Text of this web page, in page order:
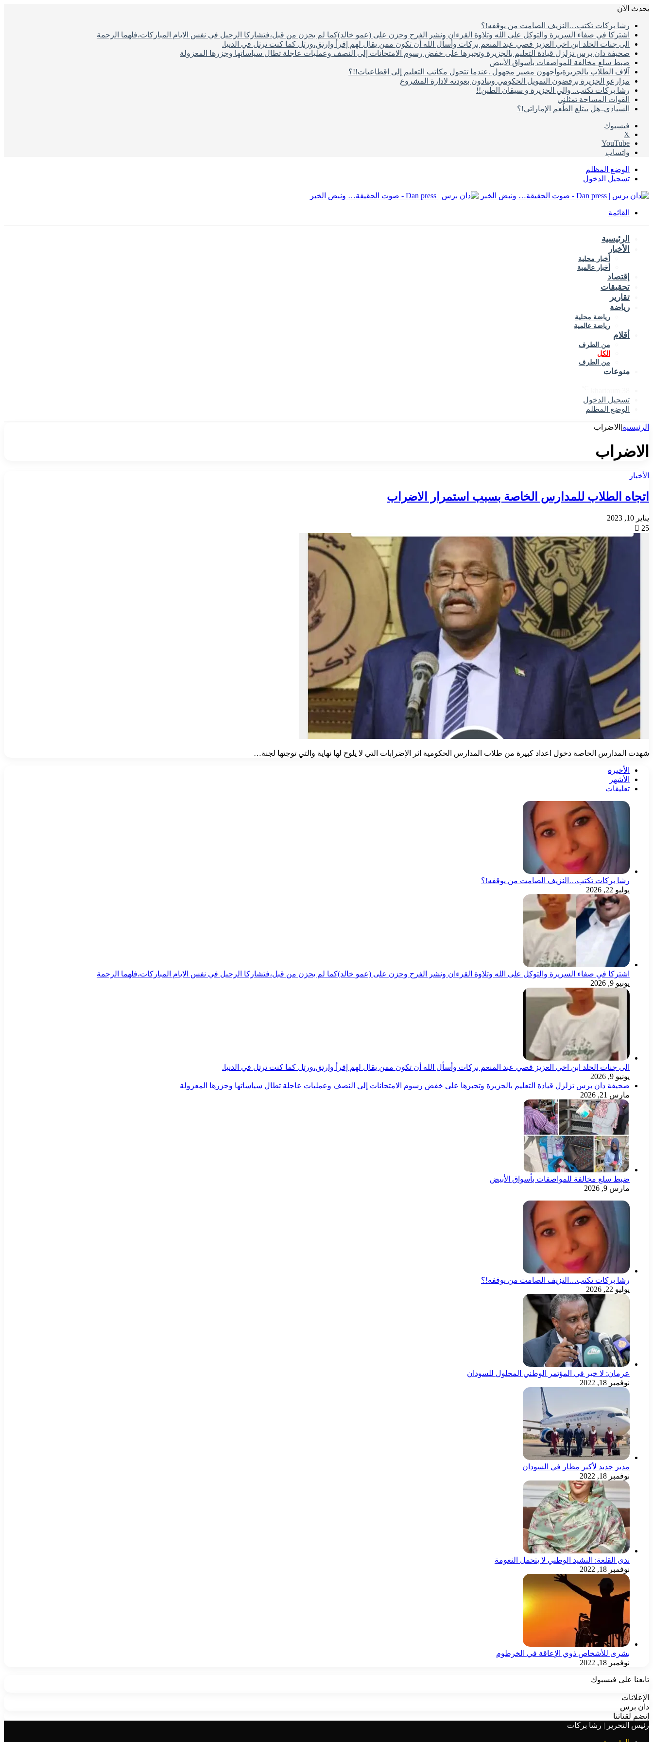
يحدث الاَن
رشا بركات تكتب…النزيف الصامت من يوقفه!؟
اشتركا في صفاء السريرة والتوكل على الله وتلاوة القرءان ونشر الفرح وحزن على (عمو خالد)كما لم يحزن من قبل،فتشاركا الرحيل في نفس الايام المباركات،فلهما الرحمة
الى جنات الخلد ابن اخي العزيز قصي عبد المنعم بركات وأسأل الله أن تكون ممن يقال لهم إقرأ وارتق،ورتل كما كنت ترتل في الدنيا.
صحيفة دان برس تزلزل قيادة التعليم بالجزيرة وتجبرها على خفض رسوم الامتحانات إلى النصف وعمليات عاجلة تطال سياساتها وجزرها المعزولة
ضبط سلع مخالفة للمواصفات بأسواق الأبيض
آلاف الطلاب بالجزيرةيواجهون مصير مجهول .عندما تتحول مكاتب التعليم إلى اقطاعيات!!؟
مزارعو الجزيرة برفضون التمويل الحكومي وينادون بعودته لادارة المشروع
رشا بركات تكتب.. والي الجزيرة و سيقان الطين!!
القوات المساحة تمثلني
السيادي..هل يبتلع الطُعم الإماراتي!؟
فيسبوك
‫X
‫YouTube
واتساب
الوضع المظلم
تسجيل الدخول
القائمة
الرئيسية
الأخبار
أخبار محلية
أخبار عالمية
إقتصاد
تحقيقات
تقارير
رياضة
رياضة محلية
رياضة عالمية
أقلام
من الطرف
الكل
من الطرف
منوعات
تسجيل الدخول
الوضع المظلم
الرئيسية| الاضراب
الاضراب
الأخبار
اتجاه الطلاب للمدارس الخاصة بسبب استمرار الاضراب
يناير 10, 2023
25
شهدت المدارس الخاصة دخول اعداد كبيرة من طلاب المدارس الحكومية اثر الإضرابات التي لا يلوح لها نهاية والتي توجتها لجنة…
الأخيرة
الأشهر
تعليقات
رشا بركات تكتب…النزيف الصامت من يوقفه!؟
يوليو 22, 2026
اشتركا في صفاء السريرة والتوكل على الله وتلاوة القرءان ونشر الفرح وحزن على (عمو خالد)كما لم يحزن من قبل،فتشاركا الرحيل في نفس الايام المباركات،فلهما الرحمة
يونيو 9, 2026
الى جنات الخلد ابن اخي العزيز قصي عبد المنعم بركات وأسأل الله أن تكون ممن يقال لهم إقرأ وارتق،ورتل كما كنت ترتل في الدنيا.
يونيو 9, 2026
صحيفة دان برس تزلزل قيادة التعليم بالجزيرة وتجبرها على خفض رسوم الامتحانات إلى النصف وعمليات عاجلة تطال سياساتها وجزرها المعزولة
مارس 21, 2026
ضبط سلع مخالفة للمواصفات بأسواق الأبيض
مارس 9, 2026
رشا بركات تكتب…النزيف الصامت من يوقفه!؟
يوليو 22, 2026
عرمان: لا خير في المؤتمر الوطني المحلول للسودان
نوفمبر 18, 2022
مدير جديد لأكبر مطار في السودان
نوفمبر 18, 2022
ندى القلعة: النشيد الوطني لا يتحمل النعومة
نوفمبر 18, 2022
بشرى للأشخاص ذوي الإعاقة في الخرطوم
نوفمبر 18, 2022
تابعنا على فيسبوك
الإعلانات
دان برس
إنضم لقناتنا
رئيس التحرير | رشا بركات